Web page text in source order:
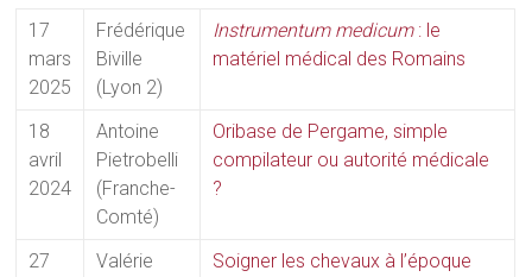
17
mars
2025
Frédérique
Biville
(Lyon 2)
Instrumentum medicum: le
matériel médical des Romains
18
avril
2024
Antoine
Pietrobelli
(Franche-
Comté)
Oribase de Pergame, simple
compilateur ou autorité médicale
?
27
Valérie
Soigner les chevaux à l’époque